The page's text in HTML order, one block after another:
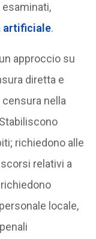
artificiale.
approccio su
diretta e
nella
richiedono alle
relativi a
locale,